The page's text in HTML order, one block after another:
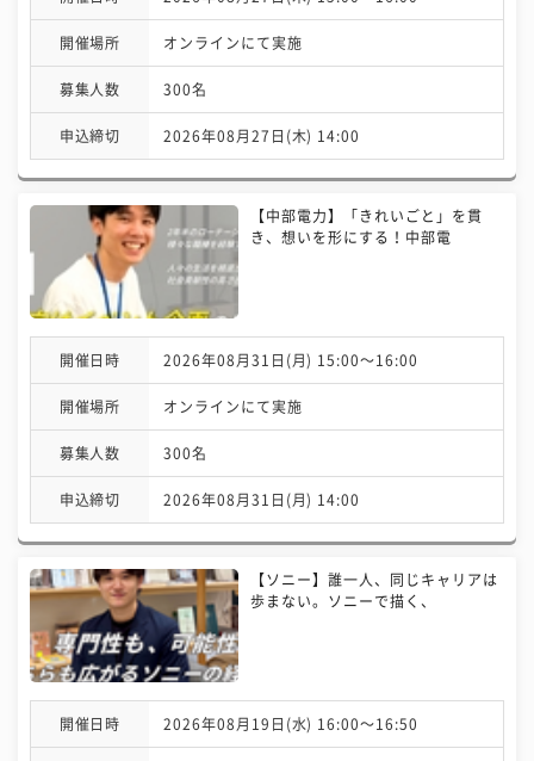
開催場所 オンラインにて実施
募集人数 300名
申込締切 2026年08月27日(木) 14:00
【中部電力】「きれいごと」を貫
き、想いを形にする！中部電
開催日時 2026年08月31日(月) 15:00〜16:00
開催場所 オンラインにて実施
募集人数 300名
申込締切 2026年08月31日(月) 14:00
【ソニー】誰一人、同じキャリアは
歩まない。ソニーで描く、
開催日時 2026年08月19日(水) 16:00〜16:50